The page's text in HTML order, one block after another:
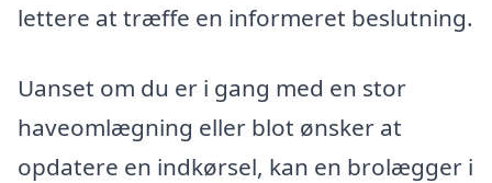
lettere at træffe en informeret beslutning.
Uanset om du er i gang med en stor
haveomlægning eller blot ønsker at
opdatere en indkørsel, kan en brolægger i